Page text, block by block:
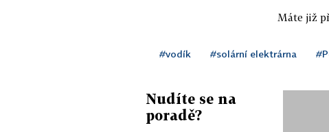
Máte již
#vodík #solární elektrárna
Nudíte se na
poradě?